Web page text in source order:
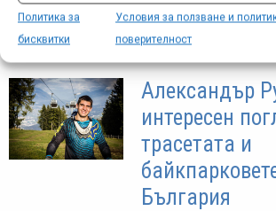
Политика за
бисквитки
Условия за ползване и
поверителност
(най-вече...
Александър
интересен
трасетата и
България